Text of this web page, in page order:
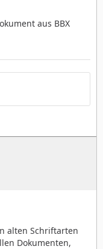
aus BBX
alten Schriftarten
Dokumenten,